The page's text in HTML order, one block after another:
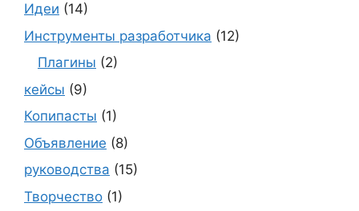
Идеи (14)
Инструменты разработчика (12)
Плагины (2)
кейсы (9)
Копипасты (1)
Объявление (8)
руководства (15)
Творчество (1)